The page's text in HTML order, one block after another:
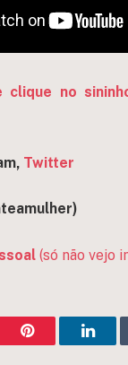
clique no
Twitter
teamulher)
(só não vejo
Pinterest